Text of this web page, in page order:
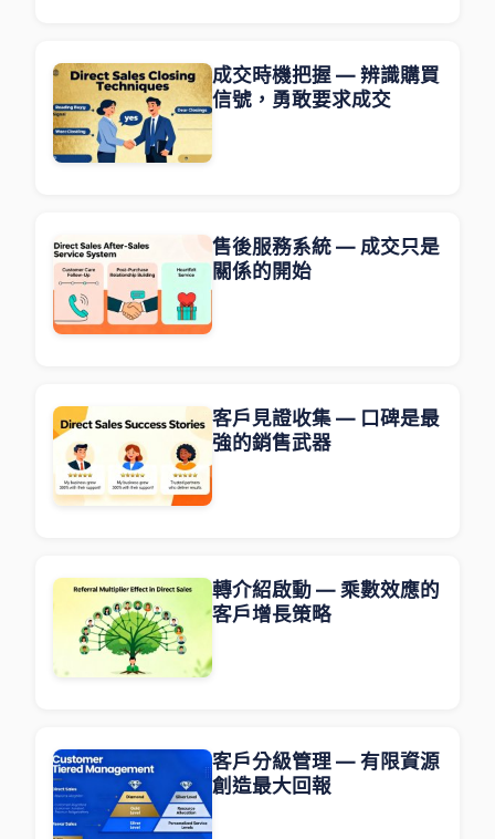
成交時機把握 — 辨識購買
信號，勇敢要求成交
售後服務系統 — 成交只是
關係的開始
客戶見證收集 — 口碑是最
強的銷售武器
轉介紹啟動 — 乘數效應的
客戶增長策略
客戶分級管理 — 有限資源
創造最大回報